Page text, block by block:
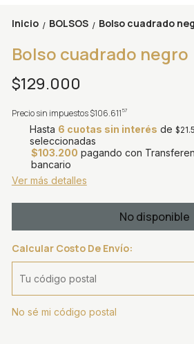
Inicio / BOLSOS / Bolso cuadrado
Bolso cuadrado negro
$129.000
Precio sin impuestos$106.611 57
Hasta 6 cuotas sin interés de
seleccionadas
$103.200 pagando con
bancario
Ver más detalles
No disponible
Calcular Costo De Envío:
No sé mi código postal